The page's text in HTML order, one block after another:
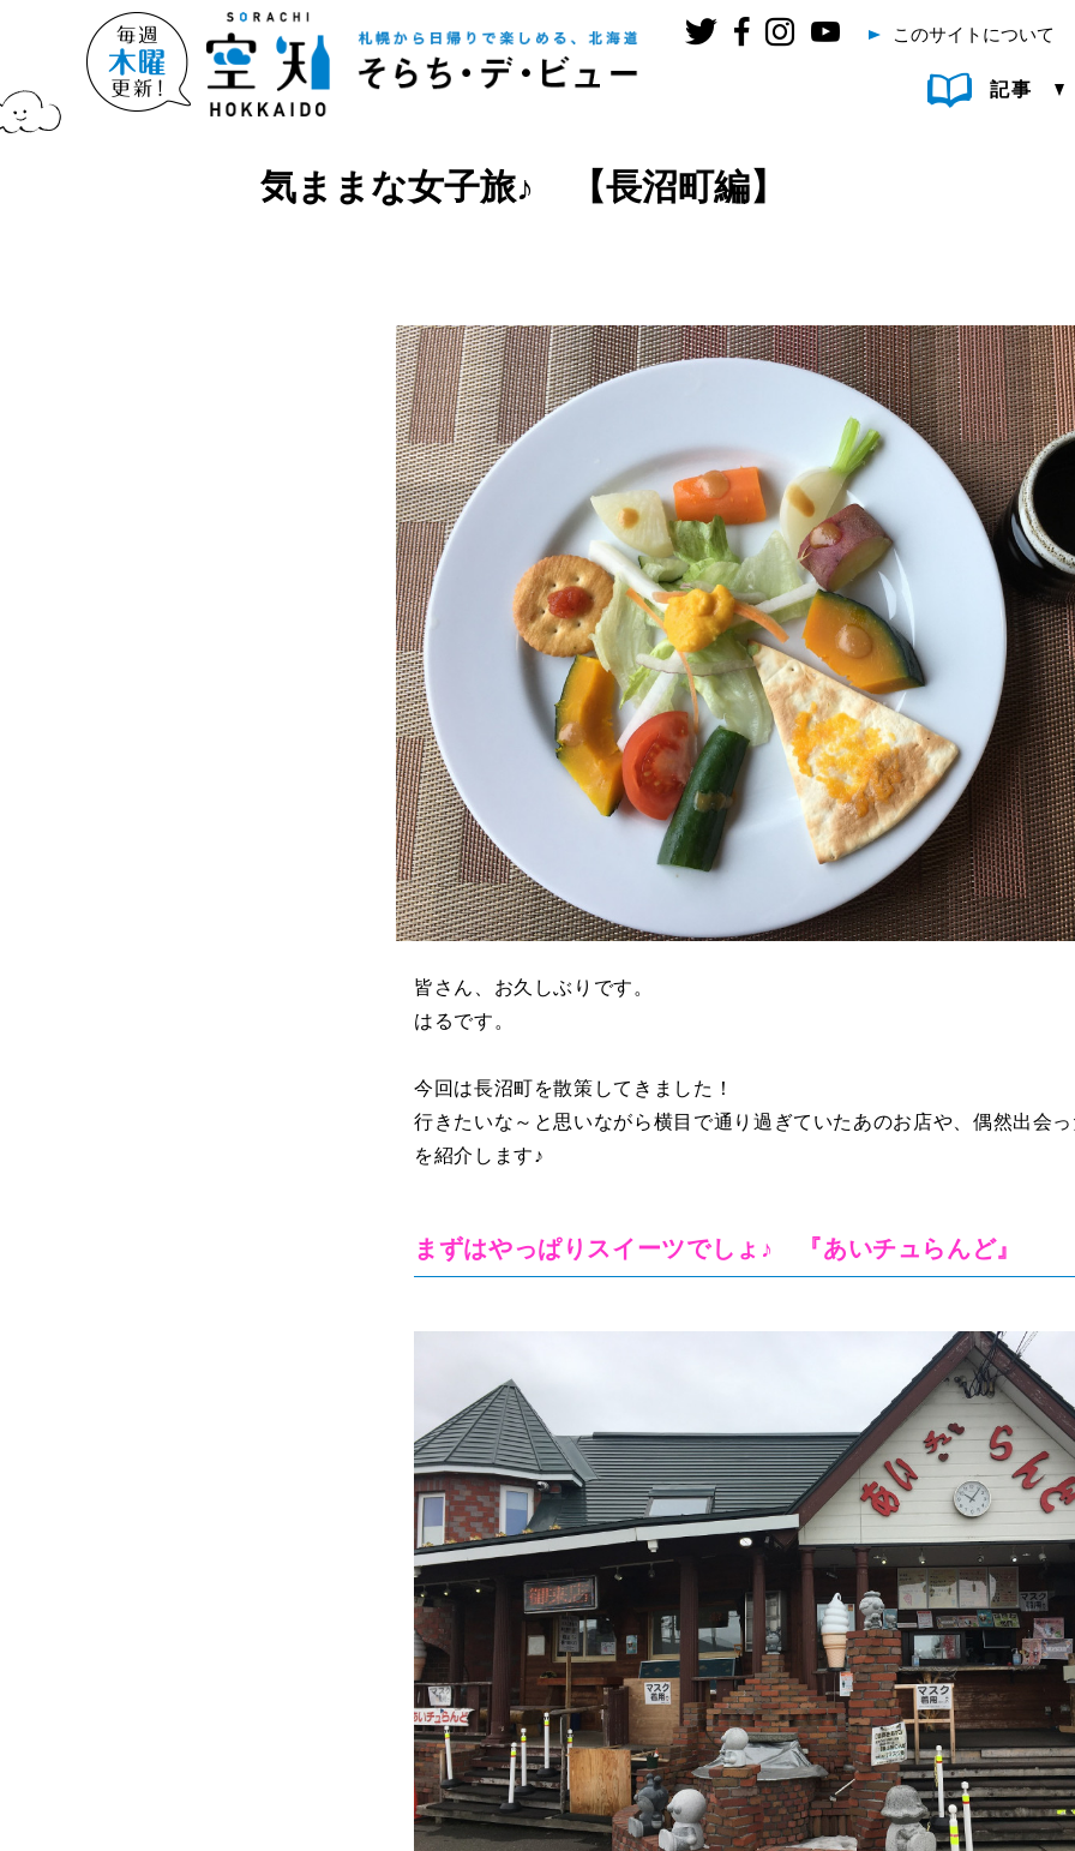
このサイトについて
記事
気ままな女子旅♪ 【長沼町編】
皆さん、お久しぶりです。
はるです。
今回は長沼町を散策してきました！
行きたいな～と思いながら横目で通り過ぎていたあのお店や、偶然出会
を紹介します♪
まずはやっぱりスイーツでしょ♪ 『あいチュらんど』